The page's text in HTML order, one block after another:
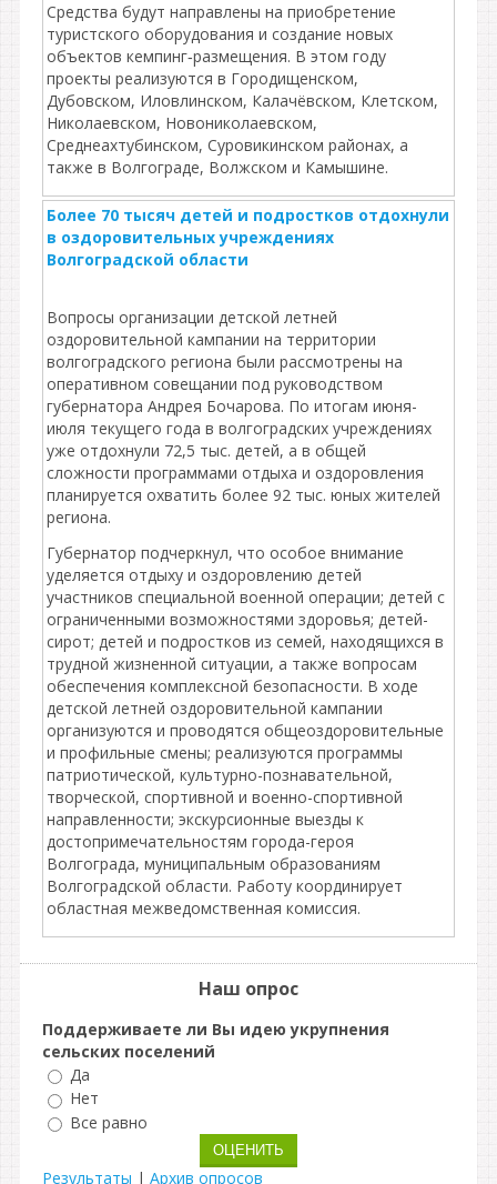
Средства будут направлены на приобретение
туристского оборудования и создание новых
объектов кемпинг‑размещения. В этом году
проекты реализуются в Городищенском,
Дубовском, Иловлинском, Калачёвском, Клетском,
Николаевском, Новониколаевском,
Среднеахтубинском, Суровикинском районах, а
также в Волгограде, Волжском и Камышине.
Более 70 тысяч детей и подростков отдохнули
в оздоровительных учреждениях
Волгоградской области
Вопросы организации детской летней
оздоровительной кампании на территории
волгоградского региона были рассмотрены на
оперативном совещании под руководством
губернатора Андрея Бочарова. По итогам июня-
июля текущего года в волгоградских учреждениях
уже отдохнули 72,5 тыс. детей, а в общей
сложности программами отдыха и оздоровления
планируется охватить более 92 тыс. юных жителей
региона.
Губернатор подчеркнул, что особое внимание
уделяется отдыху и оздоровлению детей
участников специальной военной операции; детей с
ограниченными возможностями здоровья; детей-
сирот; детей и подростков из семей, находящихся в
трудной жизненной ситуации, а также вопросам
обеспечения комплексной безопасности. В ходе
детской летней оздоровительной кампании
организуются и проводятся общеоздоровительные
и профильные смены; реализуются программы
патриотической, культурно-познавательной,
творческой, спортивной и военно-спортивной
направленности; экскурсионные выезды к
достопримечательностям города-героя
Волгограда, муниципальным образованиям
Волгоградской области. Работу координирует
областная межведомственная комиссия.
Наш опрос
Поддерживаете ли Вы идею укрупнения
сельских поселений
Да
Нет
Все равно
Результаты | Архив опросов